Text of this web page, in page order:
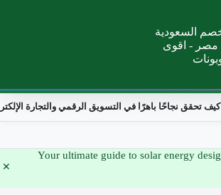
كيف تحقق نجاحًا باهرًا في التسويق الرقمي والتجارة